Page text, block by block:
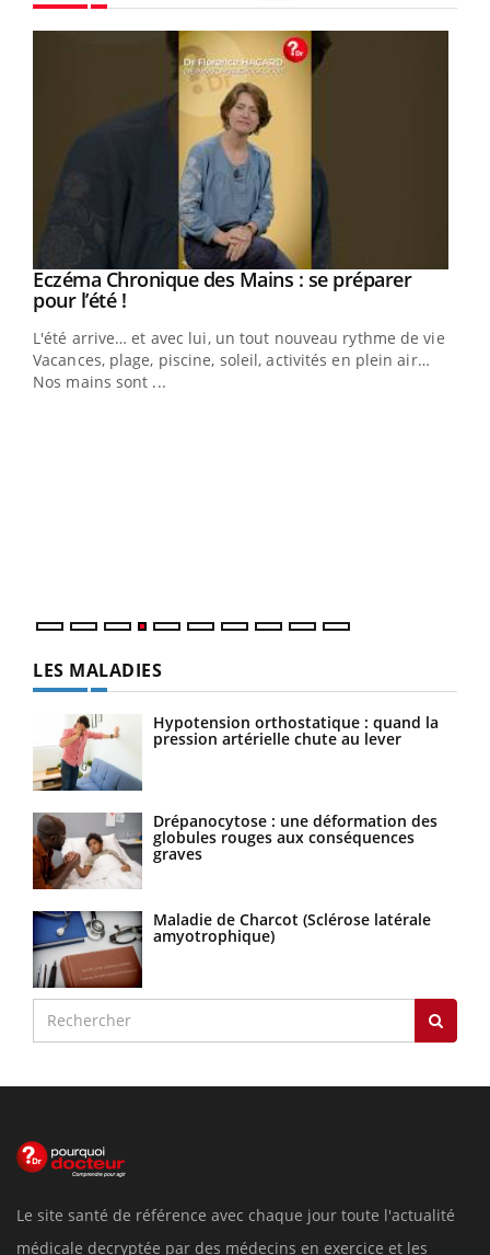
Youtube
Eczéma Chronique des Mains : se préparer
pour l’été !Youtube
L'été arrive… et avec lui, un tout nouveau rythme de vie !
Vacances, plage, piscine, soleil, activités en plein air…
Nos mains sont ...
LES MALADIES
Hypotension orthostatique : quand la
pression artérielle chute au lever
Drépanocytose : une déformation des
globules rouges aux conséquences
graves
Maladie de Charcot (Sclérose latérale
amyotrophique)
Le site santé de référence avec chaque jour toute l'actualité
médicale decryptée par des médecins en exercice et les